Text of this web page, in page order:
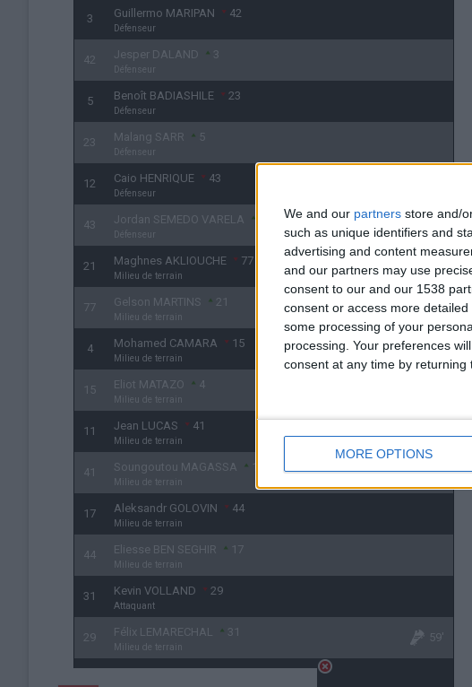
We and our partners store and/
such as unique identifiers and
advertising and content
and our partners may use
consent to our and our 1538
consent or access more
some processing of your
processing. Your preferences
consent at any time by returning
MORE OPTIONS
3 Guillermo MARIPAN 42
Défenseur
42 Jesper DALAND 3
Défenseur
5 Benoît BADIASHILE 23
Défenseur
23 Malang SARR 5
Défenseur
12 Caio HENRIQUE 43
Défenseur
43 Jordan SEMEDO VARELA
Défenseur
21 Maghnes AKLIOUCHE 77
Milieu de terrain
77 Gelson MARTINS 21
Milieu de terrain
59'
4 Mohamed CAMARA 15
Milieu de terrain
15 Eliot MATAZO 4
Milieu de terrain
11 Jean LUCAS 41
Milieu de terrain
41 Soungoutou MAGASSA
Milieu de terrain
17 Aleksandr GOLOVIN 44
Milieu de terrain
44 Eliesse BEN SEGHIR 17
Milieu de terrain
31 Kevin VOLLAND 29
Attaquant
29 Félix LEMARECHAL 31
Milieu de terrain
59'
Wissam BEN YEDDER 9